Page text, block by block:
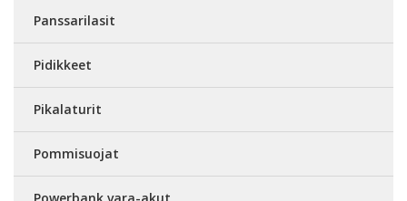
Panssarilasit
Pidikkeet
Pikalaturit
Pommisuojat